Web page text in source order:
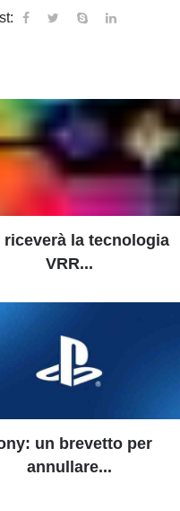
riceverà la tecnologia
VRR...
un brevetto per
annullare...